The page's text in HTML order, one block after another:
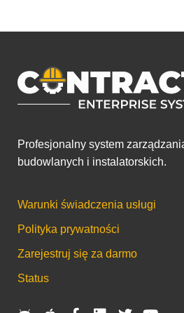
Profesjonalny system
budowlanych i instalatorskich.
Warunki świadczenia usługi
Polityka prywatności
Zarejestruj się za darmo
Status